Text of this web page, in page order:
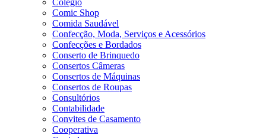
Colégio
Comic Shop
Comida Saudável
Confecção, Moda, Serviços e Acessórios
Confecções e Bordados
Conserto de Brinquedo
Consertos Câmeras
Consertos de Máquinas
Consertos de Roupas
Consultórios
Contabilidade
Convites de Casamento
Cooperativa